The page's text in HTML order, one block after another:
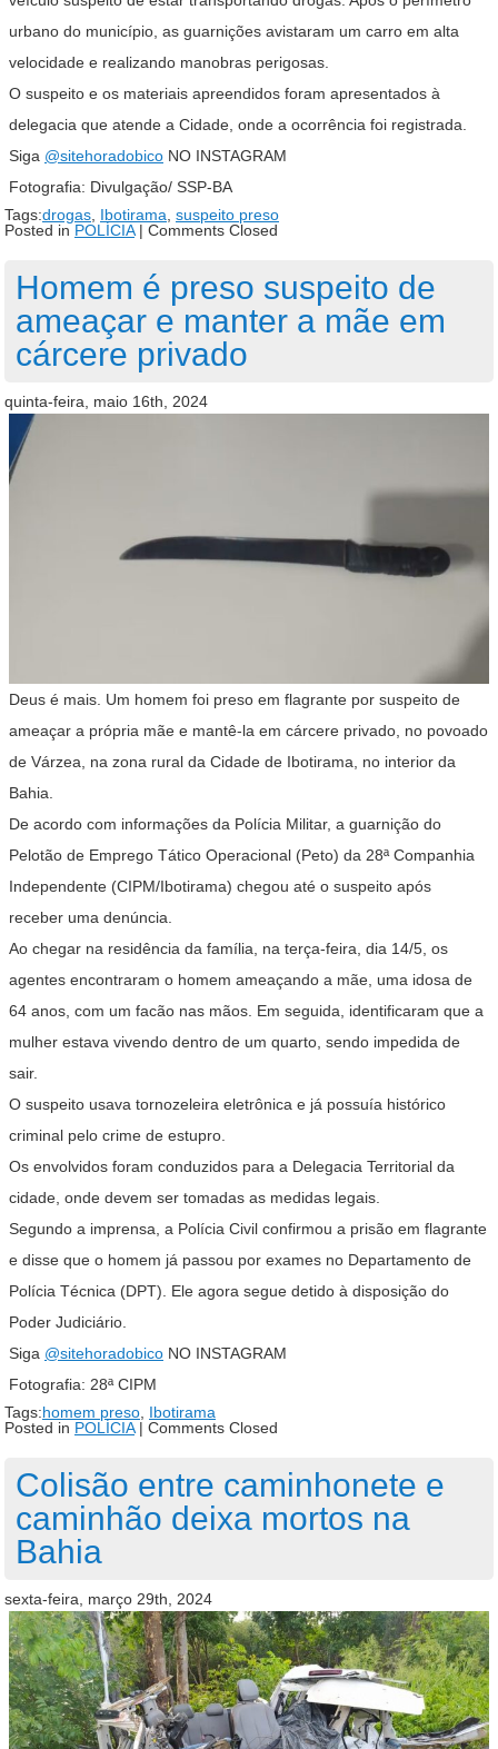
urbano do município, as guarnições avistaram um carro em alta
velocidade e realizando manobras perigosas.
O suspeito e os materiais apreendidos foram apresentados à
delegacia que atende a Cidade, onde a ocorrência foi registrada.
Siga @sitehoradobico NO INSTAGRAM
Fotografia: Divulgação/ SSP-BA
Tags:drogas, Ibotirama, suspeito preso
Posted in POLÍCIA| Comments Closed
Homem é preso suspeito de
ameaçar e manter a mãe em
cárcere privado
quinta-feira, maio 16th, 2024
Deus é mais. Um homem foi preso em flagrante por suspeito de
ameaçar a própria mãe e mantê-la em cárcere privado, no povoado
de Várzea, na zona rural da Cidade de Ibotirama, no interior da
Bahia.
De acordo com informações da Polícia Militar, a guarnição do
Pelotão de Emprego Tático Operacional (Peto) da 28ª Companhia
Independente (CIPM/Ibotirama) chegou até o suspeito após
receber uma denúncia.
Ao chegar na residência da família, na terça-feira, dia 14/5, os
agentes encontraram o homem ameaçando a mãe, uma idosa de
64 anos, com um facão nas mãos. Em seguida, identificaram que a
mulher estava vivendo dentro de um quarto, sendo impedida de
sair.
O suspeito usava tornozeleira eletrônica e já possuía histórico
criminal pelo crime de estupro.
Os envolvidos foram conduzidos para a Delegacia Territorial da
cidade, onde devem ser tomadas as medidas legais.
Segundo a imprensa, a Polícia Civil confirmou a prisão em flagrante
e disse que o homem já passou por exames no Departamento de
Polícia Técnica (DPT). Ele agora segue detido à disposição do
Poder Judiciário.
Siga @sitehoradobico NO INSTAGRAM
Fotografia: 28ª CIPM
Tags:homem preso Ibotirama
Posted in POLÍCIA| Comments Closed
Colisão entre caminhonete e
caminhão deixa mortos na
Bahia
sexta-feira, março 29th, 2024